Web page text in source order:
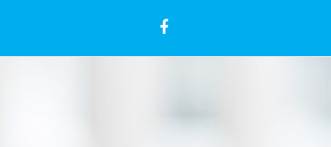
Facebook